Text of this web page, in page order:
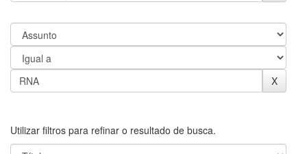
Utilizar filtros para refinar o resultado de busca.